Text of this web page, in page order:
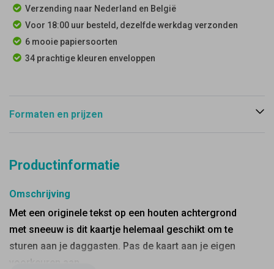
Verzending naar Nederland en België
Voor 18:00 uur besteld, dezelfde werkdag verzonden
6 mooie papiersoorten
34 prachtige kleuren enveloppen
Formaten en prijzen
Productinformatie
Omschrijving
Met een originele tekst op een houten achtergrond
met sneeuw is dit kaartje helemaal geschikt om te
sturen aan je daggasten. Pas de kaart aan je eigen
voorkeuren aan.